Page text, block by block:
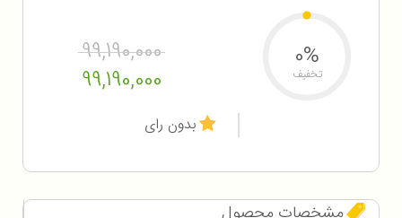
99,190,000
99,190,000
0%
تخفیف
بدون رای